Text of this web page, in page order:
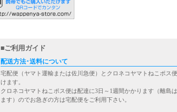
■ご利用ガイド
配送方法･送料について
宅配便（ヤマト運輸または佐川急便）とクロネコヤマトねこポス
けます。
クロネコヤマトねこポス便は配達に3日～1週間かかります（離島
ます）のでお急ぎの方は宅配便をご利用下さい。